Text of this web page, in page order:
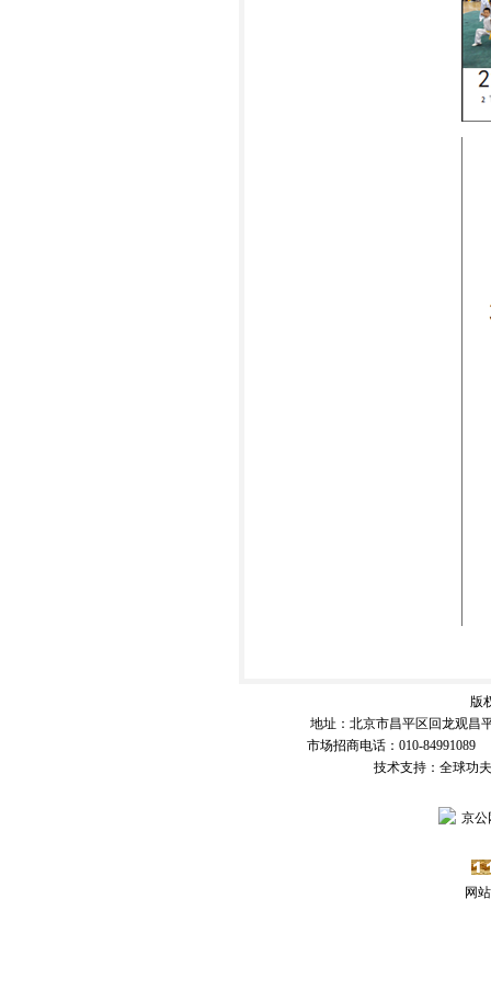
版
地址：北京市昌平区回龙观昌
市场招商电话：010-84991089
技术支持：全球
京公
网